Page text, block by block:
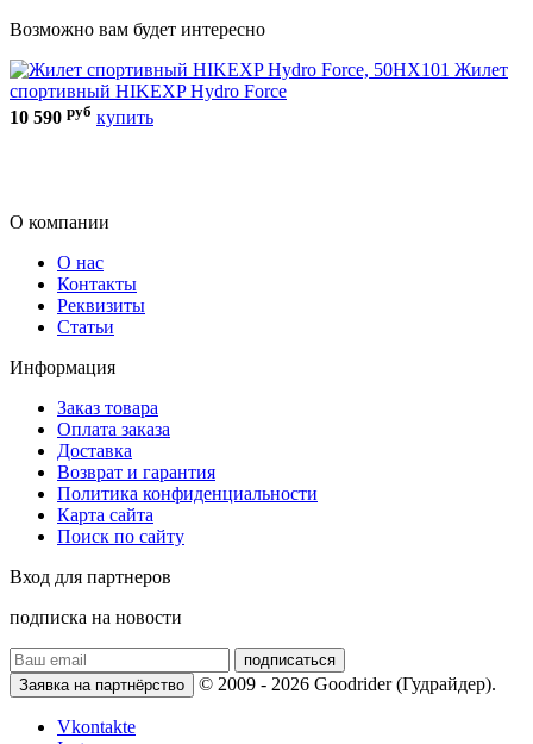
Возможно вам будет интересно
Жилет
спортивный HIKEXP Hydro Force
10 590 руб купить
О компании
О нас
Контакты
Реквизиты
Статьи
Информация
Заказ товара
Оплата заказа
Доставка
Возврат и гарантия
Политика конфиденциальности
Карта сайта
Поиск по сайту
Вход для партнеров
подписка на новости
подписаться
Заявка на партнёрство
© 2009 - 2026 Goodrider (Гудрайдер).
Vkontakte